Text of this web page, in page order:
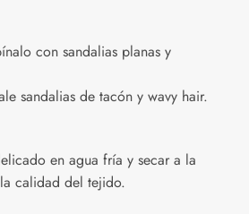
con sandalias planas y
sandalias de tacón y wavy hair.
en agua fría y secar a la
calidad del tejido.